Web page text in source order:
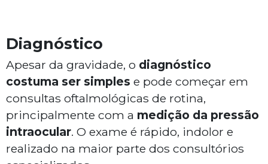
Diagnóstico
Apesar da gravidade, o diagnóstico
costuma ser simples e pode começar em
consultas oftalmológicas de rotina,
principalmente com a medição da pressão
intraocular. O exame é rápido, indolor e
realizado na maior parte dos consultórios